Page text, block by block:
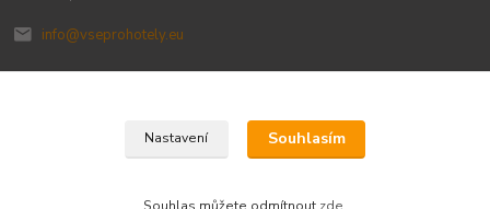
info@vseprohotely.eu
Upravit sběr cookies.
Nastavení Souhlasím